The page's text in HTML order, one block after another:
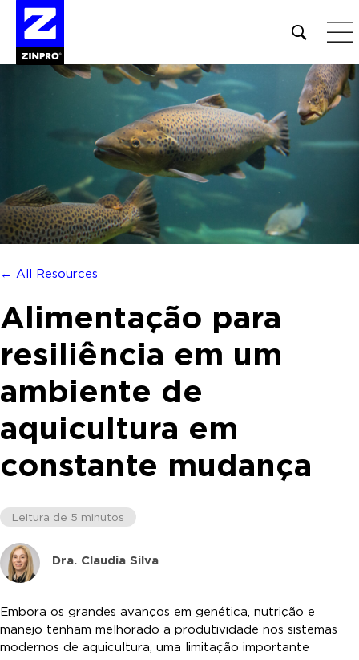
Open
site
search
form
← All Resources
Alimentação para
resiliência em um
ambiente de
aquicultura em
constante mudança
Leitura de 5 minutos
Dra. Claudia Silva
Embora os grandes avanços em genética, nutrição e
manejo tenham melhorado a produtividade nos sistemas
modernos de aquicultura, uma limitação importante